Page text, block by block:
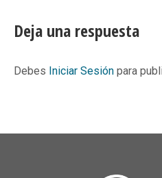
Deja una respuesta
Debes Iniciar Sesión para